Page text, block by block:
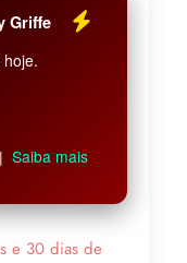
Griffe
Saiba mais
e 30 dias de